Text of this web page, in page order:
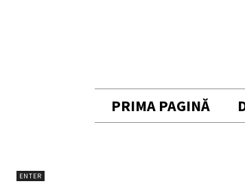
PRIMA PAGINĂ
ENTER